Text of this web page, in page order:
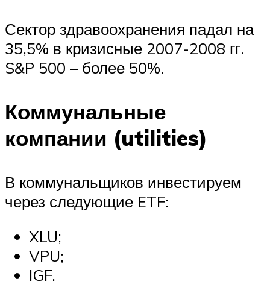
Сектор здравоохранения падал на
35,5% в кризисные 2007-2008 гг.
S&P 500 – более 50%.
Коммунальные
компании (utilities)
В коммунальщиков инвестируем
через следующие ETF:
XLU;
VPU;
IGF.